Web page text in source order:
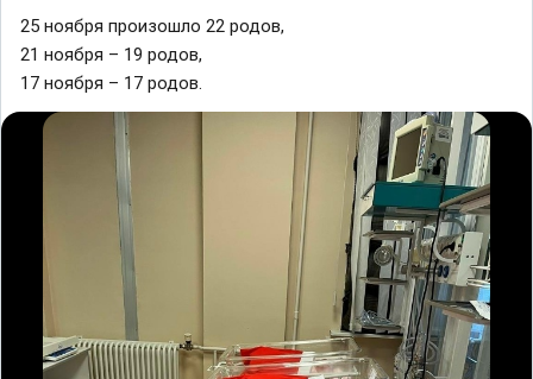
25 ноября произошло 22 родов,
21 ноября – 19 родов,
17 ноября – 17 родов.